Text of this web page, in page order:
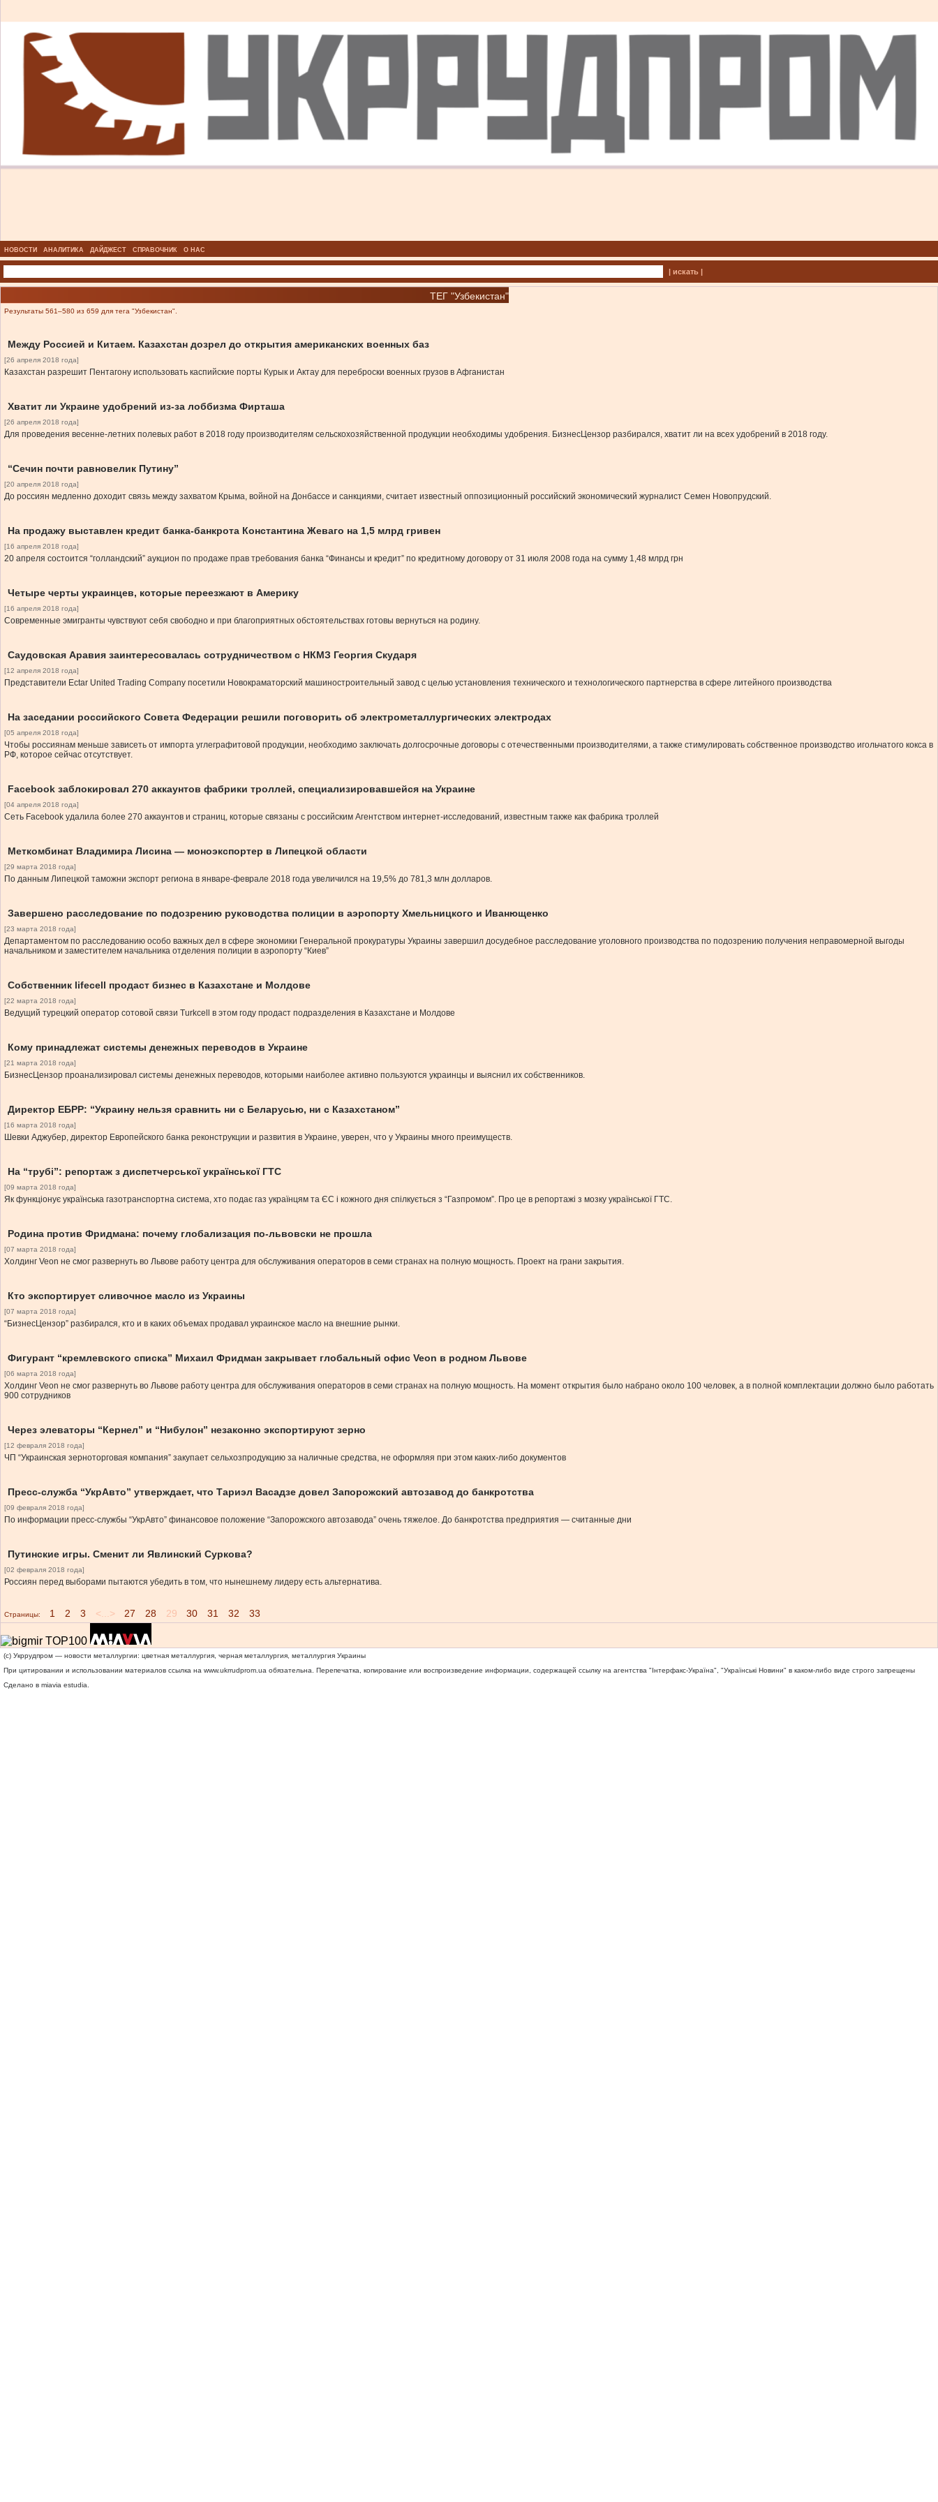
НОВОСТИ АНАЛИТИКА ДАЙДЖЕСТ СПРАВОЧНИК О НАС
| искать |
ТЕГ "Узбекистан"
Результаты 561–580 из 659 для тега "Узбекистан".
Между Россией и Китаем. Казахстан дозрел до открытия американских военных баз
[26 апреля 2018 года]
Казахстан разрешит Пентагону использовать каспийские порты Курык и Актау для переброски военных грузов в Афганистан
Хватит ли Украине удобрений из-за лоббизма Фирташа
[26 апреля 2018 года]
Для проведения весенне-летних полевых работ в 2018 году производителям сельскохозяйственной продукции необходимы удобрения. БизнесЦензор разбирался, хватит ли на всех удобрений в 2018 году.
“Сечин почти равновелик Путину”
[20 апреля 2018 года]
До россиян медленно доходит связь между захватом Крыма, войной на Донбассе и санкциями, считает известный оппозиционный российский экономический журналист Семен Новопрудский.
На продажу выставлен кредит банка-банкрота Константина Жеваго на 1,5 млрд гривен
[16 апреля 2018 года]
20 апреля состоится “голландский” аукцион по продаже прав требования банка “Финансы и кредит” по кредитному договору от 31 июля 2008 года на сумму 1,48 млрд грн
Четыре черты украинцев, которые переезжают в Америку
[16 апреля 2018 года]
Современные эмигранты чувствуют себя свободно и при благоприятных обстоятельствах готовы вернуться на родину.
Саудовская Аравия заинтересовалась сотрудничеством с НКМЗ Георгия Скударя
[12 апреля 2018 года]
Представители Ectar United Trading Company посетили Новокраматорский машиностроительный завод с целью установления технического и технологического партнерства в сфере литейного производства
На заседании российского Совета Федерации решили поговорить об электрометаллургических электродах
[05 апреля 2018 года]
Чтобы россиянам меньше зависеть от импорта углеграфитовой продукции, необходимо заключать долгосрочные договоры с отечественными производителями, а также стимулировать собственное производство игольчатого кокса в
РФ, которое сейчас отсутствует.
Facebook заблокировал 270 аккаунтов фабрики троллей, специализировавшейся на Украине
[04 апреля 2018 года]
Сеть Facebook удалила более 270 аккаунтов и страниц, которые связаны с российским Агентством интернет-исследований, известным также как фабрика троллей
Меткомбинат Владимира Лисина — моноэкспортер в Липецкой области
[29 марта 2018 года]
По данным Липецкой таможни экспорт региона в январе-феврале 2018 года увеличился на 19,5% до 781,3 млн долларов.
Завершено расследование по подозрению руководства полиции в аэропорту Хмельницкого и Иванющенко
[23 марта 2018 года]
Департаментом по расследованию особо важных дел в сфере экономики Генеральной прокуратуры Украины завершил досудебное расследование уголовного производства по подозрению получения неправомерной выгоды
начальником и заместителем начальника отделения полиции в аэропорту “Киев”
Собственник lifecell продаст бизнес в Казахстане и Молдове
[22 марта 2018 года]
Ведущий турецкий оператор сотовой связи Turkcell в этом году продаст подразделения в Казахстане и Молдове
Кому принадлежат системы денежных переводов в Украине
[21 марта 2018 года]
БизнесЦензор проанализировал системы денежных переводов, которыми наиболее активно пользуются украинцы и выяснил их собственников.
Директор ЕБРР: “Украину нельзя сравнить ни с Беларусью, ни с Казахстаном”
[16 марта 2018 года]
Шевки Аджубер, директор Европейского банка реконструкции и развития в Украине, уверен, что у Украины много преимуществ.
На “трубі”: репортаж з диспетчерської української ГТС
[09 марта 2018 года]
Як функціонує українська газотранспортна система, хто подає газ українцям та ЄС і кожного дня спілкується з “Газпромом”. Про це в репортажі з мозку української ГТС.
Родина против Фридмана: почему глобализация по-львовски не прошла
[07 марта 2018 года]
Холдинг Veon не смог развернуть во Львове работу центра для обслуживания операторов в семи странах на полную мощность. Проект на грани закрытия.
Кто экспортирует сливочное масло из Украины
[07 марта 2018 года]
“БизнесЦензор” разбирался, кто и в каких объемах продавал украинское масло на внешние рынки.
Фигурант “кремлевского списка” Михаил Фридман закрывает глобальный офис Veon в родном Львове
[06 марта 2018 года]
Холдинг Veon не смог развернуть во Львове работу центра для обслуживания операторов в семи странах на полную мощность. На момент открытия было набрано около 100 человек, а в полной комплектации должно было работать
900 сотрудников
Через элеваторы “Кернел” и “Нибулон” незаконно экспортируют зерно
[12 февраля 2018 года]
ЧП “Украинская зерноторговая компания” закупает сельхозпродукцию за наличные средства, не оформляя при этом каких-либо документов
Пресс-служба “УкрАвто” утверждает, что Тариэл Васадзе довел Запорожский автозавод до банкротства
[09 февраля 2018 года]
По информации пресс-службы “УкрАвто” финансовое положение “Запорожского автозавода” очень тяжелое. До банкротства предприятия — считанные дни
Путинские игры. Сменит ли Явлинский Суркова?
[02 февраля 2018 года]
Россиян перед выборами пытаются убедить в том, что нынешнему лидеру есть альтернатива.
Страницы: 1 2 3 <...> 27 28 29 30 31 32 33
(c) Укррудпром — новости металлургии: цветная металлургия, черная металлургия, металлургия Украины
При цитировании и использовании материалов ссылка на www.ukrrudprom.ua обязательна. Перепечатка, копирование или воспроизведение информации, содержащей ссылку на агентства "Iнтерфакс-Україна", "Українськi Новини" в каком-либо виде строго запрещены
Сделано в miavia estudia.